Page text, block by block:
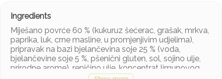
Miješano povrće 60 % (kukuruz šećerac, grašak, mrkva,
paprika, luk, crne masline, u promjenjivim udjelima),
pripravak na bazi bjelančevina soje 25 % (voda,
bjelančevine soje 5 %, pšenični gluten, sol, sojino ulje,
prirodne arome), repičino ulje, koncentrat limunovog